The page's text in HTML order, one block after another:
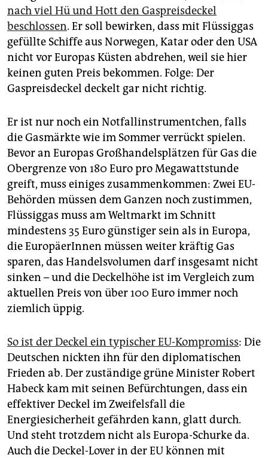
nach viel Hü und Hott den Gaspreisdeckel
beschlossen. Er soll bewirken, dass mit Flüssiggas
gefüllte Schiffe aus Norwegen, Katar oder den USA
nicht vor Europas Küsten abdrehen, weil sie hier
keinen guten Preis bekommen. Folge: Der
Gaspreisdeckel deckelt gar nicht richtig.
Er ist nur noch ein Notfallinstrumentchen, falls
die Gasmärkte wie im Sommer verrückt spielen.
Bevor an Europas Großhandelsplätzen für Gas die
Obergrenze von 180 Euro pro Megawattstunde
greift, muss einiges zusammenkommen: Zwei EU-
Behörden müssen dem Ganzen noch zustimmen,
Flüssiggas muss am Weltmarkt im Schnitt
mindestens 35 Euro günstiger sein als in Europa,
die EuropäerInnen müssen weiter kräftig Gas
sparen, das Handelsvolumen darf insgesamt nicht
sinken – und die Deckelhöhe ist im Vergleich zum
aktuellen Preis von über 100 Euro immer noch
ziemlich üppig.
So ist der Deckel ein typischer EU-Kompromiss: Die
Deutschen nickten ihn für den diplomatischen
Frieden ab. Der zuständige grüne Minister Robert
Habeck kam mit seinen Befürchtungen, dass ein
effektiver Deckel im Zweifelsfall die
Energiesicherheit gefährden kann, glatt durch.
Und steht trotzdem nicht als Europa-Schurke da.
Auch die Deckel-Lover in der EU können mit